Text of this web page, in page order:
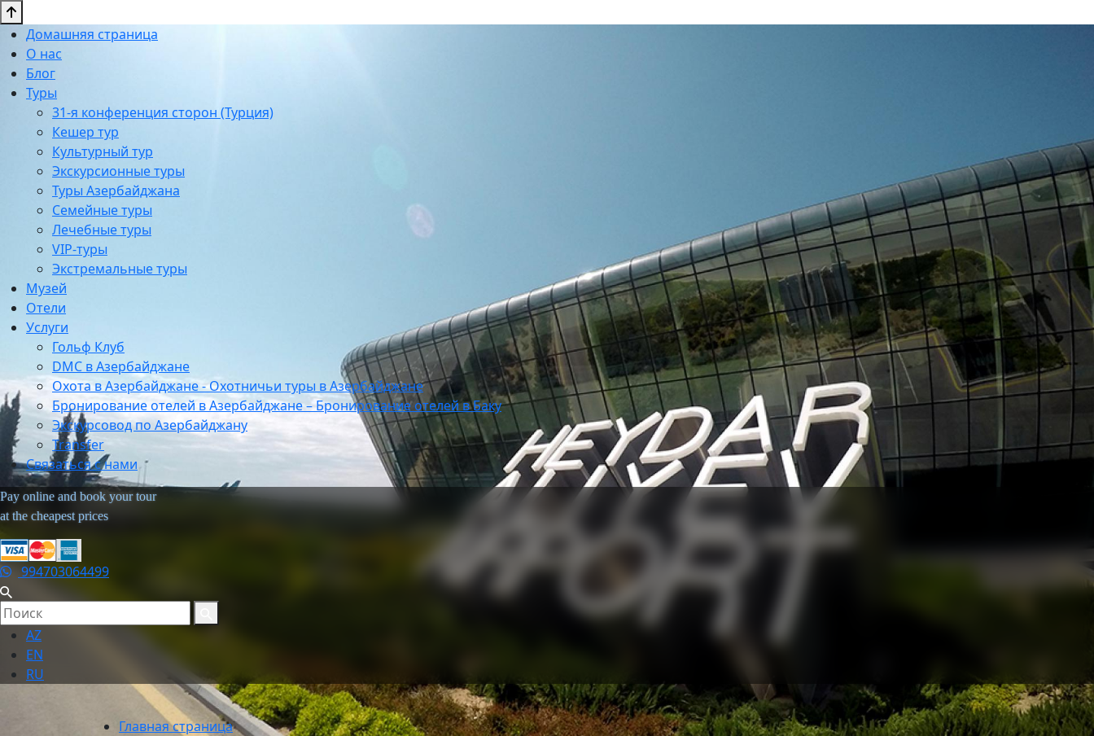
Домашняя страница
О нас
Блог
Туры
31-я конференция сторон (Турция)
Кешер тур
Культурный тур
Экскурсионные туры
Туры Азербайджана
Семейные туры
Лечебные туры
VIP-туры
Экстремальные туры
Музей
Отели
Услуги
Гольф Клуб
DMC в Азербайджане
Охота в Азербайджане - Охотничьи туры в Азербайджане
Бронирование отелей в Азербайджане – Бронирование отелей в Баку
Экскурсовод по Азербайджану
Transfer
Связаться с нами
Pay online and book your tour
at the cheapest prices
994703064499
AZ
EN
RU
Главная страница